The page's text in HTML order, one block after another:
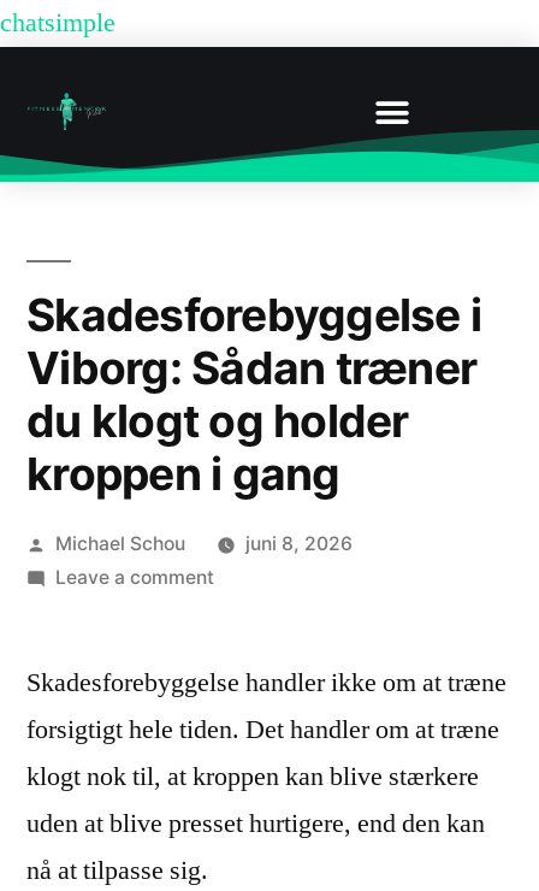
chatsimple
Skadesforebyggelse i
Viborg: Sådan træner
du klogt og holder
kroppen i gang
Michael Schou
juni 8, 2026
Leave a comment
Skadesforebyggelse handler ikke om at træne
forsigtigt hele tiden. Det handler om at træne
klogt nok til, at kroppen kan blive stærkere
uden at blive presset hurtigere, end den kan
nå at tilpasse sig.